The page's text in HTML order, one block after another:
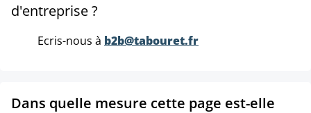
d'entreprise ?
Ecris-nous à b2b@tabouret.fr
Dans quelle mesure cette page est-elle